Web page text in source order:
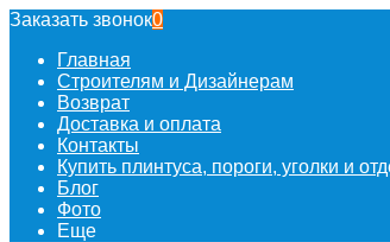
Заказать звонок0
Главная
Строителям и Дизайнерам
Возврат
Доставка и оплата
Контакты
Купить плинтуса, пороги, уголки и
Блог
Фото
Еще